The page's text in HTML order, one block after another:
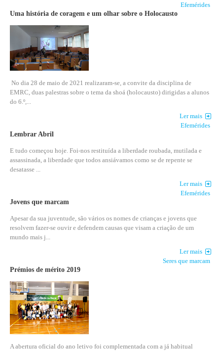
Efemérides
Uma história de coragem e um olhar sobre o Holocausto
No dia 28 de maio de 2021 realizaram-se, a convite da disciplina de
EMRC, duas palestras sobre o tema da shoá (holocausto) dirigidas a alunos
do 6.º,...
Ler mais
Efemérides
Lembrar Abril
E tudo começou hoje. Foi-nos restituída a liberdade roubada, mutilada e
assassinada, a liberdade que todos ansiávamos como se de repente se
desatasse ...
Ler mais
Efemérides
Jovens que marcam
Apesar da sua juventude, são vários os nomes de crianças e jovens que
resolvem fazer-se ouvir e defendem causas que visam a criação de um
mundo mais j...
Ler mais
Seres que marcam
Prémios de mérito 2019
A abertura oficial do ano letivo foi complementada com a já habitual